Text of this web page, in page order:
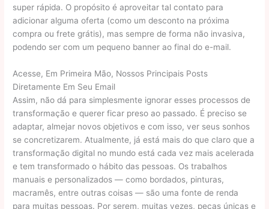
super rápida. O propósito é aproveitar tal contato para
adicionar alguma oferta (como um desconto na próxima
compra ou frete grátis), mas sempre de forma não invasiva,
podendo ser com um pequeno banner ao final do e-mail.
Acesse, Em Primeira Mão, Nossos Principais Posts
Diretamente Em Seu Email
Assim, não dá para simplesmente ignorar esses processos de
transformação e querer ficar preso ao passado. É preciso se
adaptar, almejar novos objetivos e com isso, ver seus sonhos
se concretizarem. Atualmente, já está mais do que claro que a
transformação digital no mundo está cada vez mais acelerada
e tem transformado o hábito das pessoas. Os trabalhos
manuais e personalizados — como bordados, pinturas,
macramês, entre outras coisas — são uma fonte de renda
para muitas pessoas. Por serem, muitas vezes, peças únicas e